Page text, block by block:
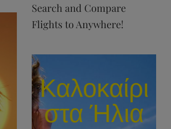
Search and Compare
Flights to Anywhere!
Καλοκαίρι
στα Ήλια